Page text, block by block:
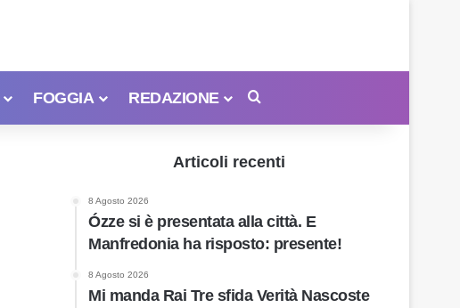
FOGGIA REDAZIONE
Articoli recenti
8 Agosto 2026
Ózze si è presentata alla città. E
Manfredonia ha risposto: presente!
8 Agosto 2026
Mi manda Rai Tre sfida Verità Nascoste